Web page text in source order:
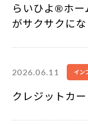
らいひよ®︎ホー
がサクサクに
2026.06.11 イン
クレジットカ